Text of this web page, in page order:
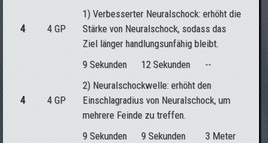
4 4 GP
1) Verbesserter Neuralschock: erhöht die
Stärke von Neuralschock, sodass das
Ziel länger handlungsunfähig bleibt.
9 Sekunden
12 Sekunden --
4 4 GP
2) Neuralschockwelle: erhöht den
Einschlagradius von Neuralschock, um
mehrere Feinde zu treffen.
9 Sekunden
9 Sekunden 3 Meter